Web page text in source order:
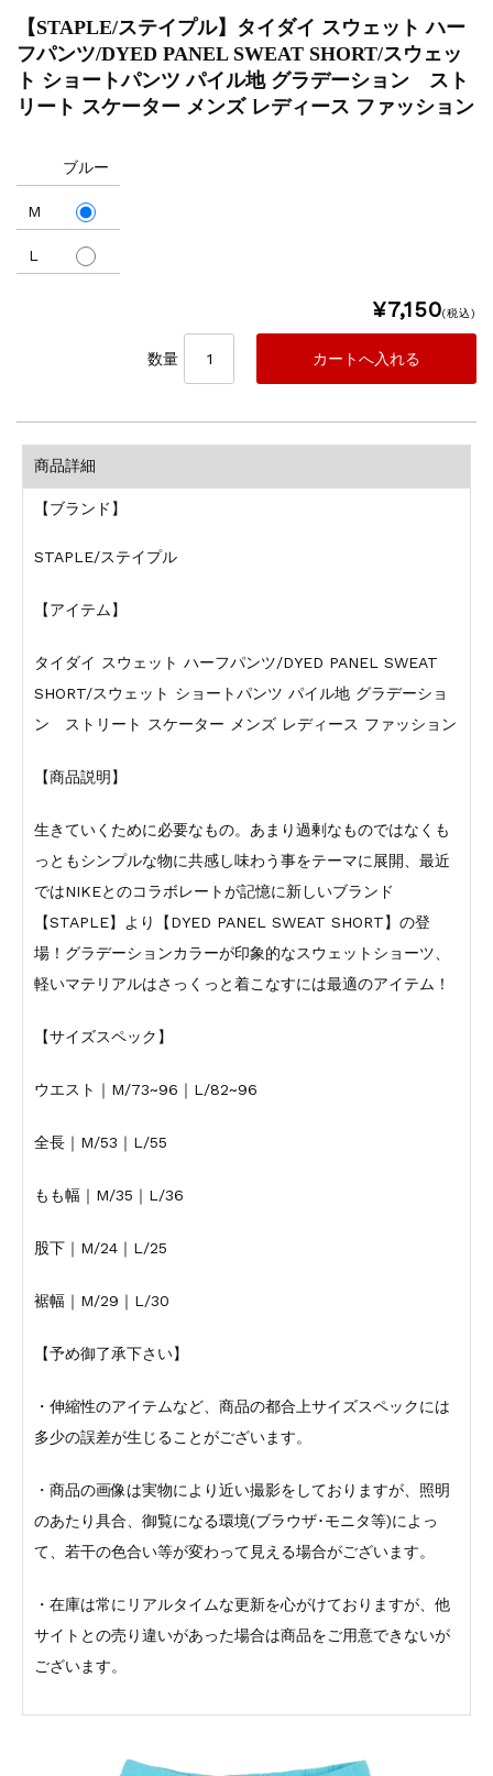
【STAPLE/ステイプル】タイダイ スウェット ハー
フパンツ/DYED PANEL SWEAT SHORT/スウェッ
ト ショートパンツ パイル地 グラデーション スト
リート スケーター メンズ レディース ファッション
M
L
ブルー
¥7,150(税込)
数量
商品詳細
【ブランド】
STAPLE/ステイプル
【アイテム】
タイダイ スウェット ハーフパンツ/DYED PANEL SWEAT
SHORT/スウェット ショートパンツ パイル地 グラデーショ
ン ストリート スケーター メンズ レディース ファッション
【商品説明】
生きていくために必要なもの。あまり過剰なものではなくも
っともシンプルな物に共感し味わう事をテーマに展開、最近
ではNIKEとのコラボレートが記憶に新しいブランド
【STAPLE】より【DYED PANEL SWEAT SHORT】の登
場！グラデーションカラーが印象的なスウェットショーツ、
軽いマテリアルはさっくっと着こなすには最適のアイテム！
【サイズスペック】
ウエスト｜M/73~96｜L/82~96
全長｜M/53｜L/55
もも幅｜M/35｜L/36
股下｜M/24｜L/25
裾幅｜M/29｜L/30
【予め御了承下さい】
・伸縮性のアイテムなど、商品の都合上サイズスペックには
多少の誤差が生じることがございます。
・商品の画像は実物により近い撮影をしておりますが、照明
のあたり具合、御覧になる環境(ブラウザ･モニタ等)によっ
て、若干の色合い等が変わって見える場合がございます。
・在庫は常にリアルタイムな更新を心がけておりますが、他
サイトとの売り違いがあった場合は商品をご用意できないが
ございます。